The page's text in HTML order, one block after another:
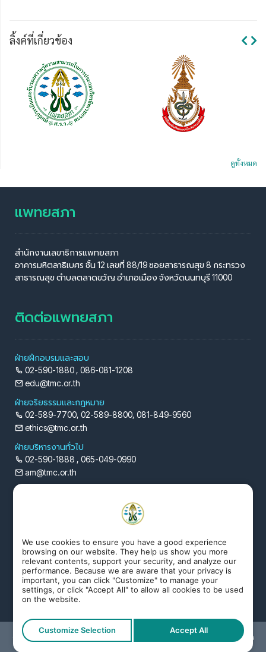
ลิ้งค์ที่เกี่ยวข้อง
ดูทั้งหมด
แพทยสภา
สำนักงานเลขาธิการแพทยสภา
อาคารมหิตลาธิเบศร ชั้น 12 เลขที่ 88/19 ซอยสาธารณสุข 8 กระทรวง
สาธารณสุข ตำบลตลาดขวัญ อำเภอเมือง จังหวัดนนทบุรี 11000
ติดต่อแพทยสภา
ฝ่ายฝึกอบรมและสอบ
02-590-1880 , 086-081-1208
edu@tmc.or.th
ฝ่ายจริยธรรมและกฎหมาย
02-589-7700, 02-589-8800, 081-849-9560
ethics@tmc.or.th
ฝ่ายบริหารงานทั่วไป
02-590-1888 , 065-049-0990
am@tmc.or.th
02-590-1887 , 099-498-4509
02-590-1884 , 092-493-6242 , 065-449-6795
rg@tmc.or.th
ฝ่ายเผยแพร่และประชาสัมพันธ์
02-590-1886 , 093-0093659
pr@tmc.or.th
Copyright © สงวนลิขสิทธิ์ตามพระราชบัญญัติ ลิขสิทธิ์โดยแพทยสภา ห้ามทำการ
We use cookies to ensure you have a good experience
browsing on our website. They help us show you more
relevant contents, support your security, and analyze our
performance. Because we are aware that your privacy is
important, you can click "Customize" to manage your
settings, or click "Accept All" to allow all cookies to be used
on the website.
Customize Selection Accept All